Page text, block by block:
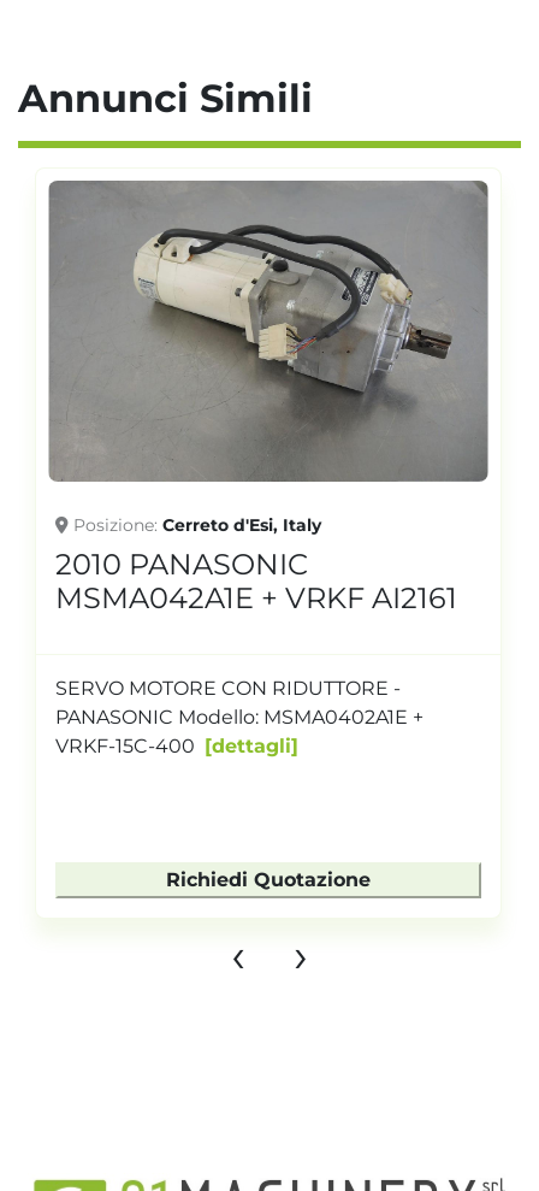
Annunci Simili
Posizione Cerreto d'Esi, Italy
2010 PANASONIC
MSMA042A1E + VRKF AI2161
SERVO MOTORE CON RIDUTTORE -
PANASONIC Modello: MSMA0402A1E +
VRKF-15C-400
dettagli
Richiedi Quotazione
‹ ›